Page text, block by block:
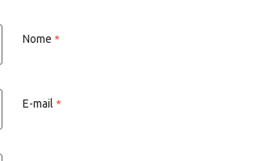
Nome *
E-mail *